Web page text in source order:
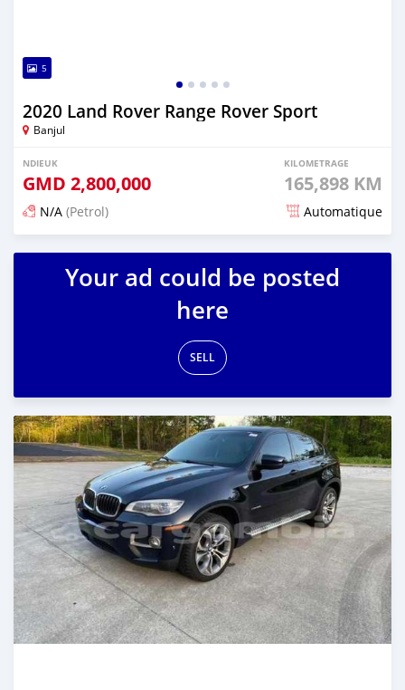
5
2020 Land Rover Range Rover Sport
Banjul
NDIEUK
GMD 2,800,000
KILOMETRAGE
165,898 KM
N/A (Petrol) Automatique
Dougal na niou ko depuis 25 days
Your ad could be posted
here
SELL